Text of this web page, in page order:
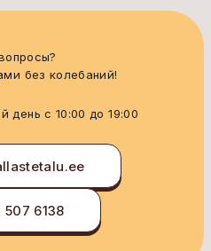
без колебаний!
день с 10:00 до 19:00
507 6138